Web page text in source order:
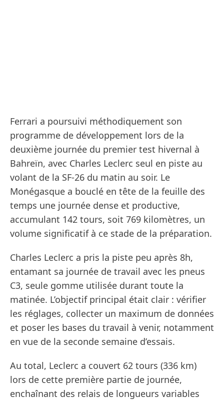
Ferrari a poursuivi méthodiquement son
programme de développement lors de la
deuxième journée du premier test hivernal à
Bahreïn, avec Charles Leclerc seul en piste au
volant de la SF-26 du matin au soir. Le
Monégasque a bouclé en tête de la feuille des
temps une journée dense et productive,
accumulant 142 tours, soit 769 kilomètres, un
volume significatif à ce stade de la préparation.
Charles Leclerc a pris la piste peu après 8h,
entamant sa journée de travail avec les pneus
C3, seule gomme utilisée durant toute la
matinée. L’objectif principal était clair : vérifier
les réglages, collecter un maximum de données
et poser les bases du travail à venir, notamment
en vue de la seconde semaine d’essais.
Au total, Leclerc a couvert 62 tours (336 km)
lors de cette première partie de journée,
enchaînant des relais de longueurs variables